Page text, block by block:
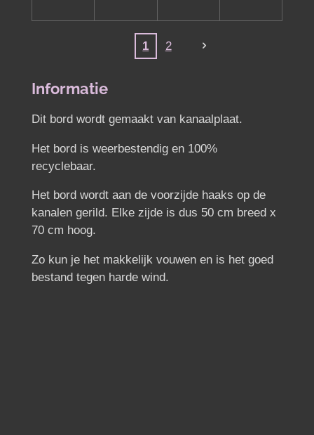
1 2
Informatie
Dit bord wordt gemaakt van kanaalplaat.
Het bord is weerbestendig en 100%
recyclebaar.
Het bord wordt aan de voorzijde haaks op de
kanalen gerild. Elke zijde is dus 50 cm breed x
70 cm hoog.
Zo kun je het makkelijk vouwen en is het goed
bestand tegen harde wind.